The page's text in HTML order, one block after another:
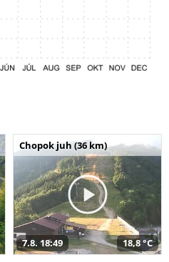
Chopok juh (36 km)
7.8. 18:49 18,8 °C